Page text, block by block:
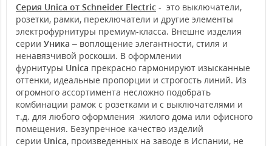
Серия Unica от Schneider Electric - это выключатели,
розетки, рамки, переключатели и другие элементы
электрофурнитуры премиум-класса. Внешне изделия
серии Уника – воплощение элегантности, стиля и
ненавязчивой роскоши. В оформлении
фурнитуры Unica прекрасно гармонируют изысканные
оттенки, идеальные пропорции и строгость линий. Из
огромного ассортимента несложно подобрать
комбинации рамок с розетками и с выключателями и
т.д. для любого оформления жилого дома или офисного
помещения. Безупречное качество изделий
серии Unica, произведенных на заводе в Испании, не